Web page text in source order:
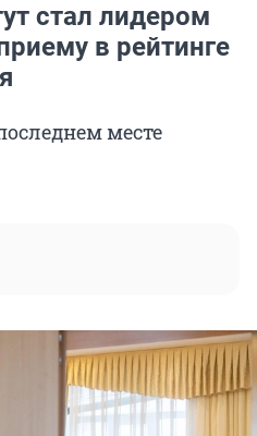
стал лидером
в рейтинге
месте